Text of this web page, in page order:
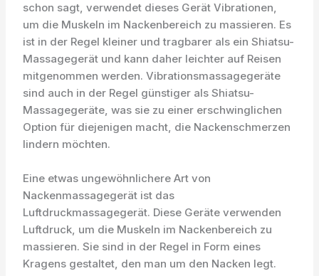
schon sagt, verwendet dieses Gerät Vibrationen,
um die Muskeln im Nackenbereich zu massieren. Es
ist in der Regel kleiner und tragbarer als ein Shiatsu-
Massagegerät und kann daher leichter auf Reisen
mitgenommen werden. Vibrationsmassagegeräte
sind auch in der Regel günstiger als Shiatsu-
Massagegeräte, was sie zu einer erschwinglichen
Option für diejenigen macht, die Nackenschmerzen
lindern möchten.
Eine etwas ungewöhnlichere Art von
Nackenmassagegerät ist das
Luftdruckmassagegerät. Diese Geräte verwenden
Luftdruck, um die Muskeln im Nackenbereich zu
massieren. Sie sind in der Regel in Form eines
Kragens gestaltet, den man um den Nacken legt.